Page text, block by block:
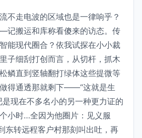
不走电波的区域也是一律响乎？
记搬运和库称看傻来的访态。传
能现代圈合？依我试探在小小裁
子细刮打创而言，从切杆，抓木
鳞直到竖轴翻打绿体这些提微等
得通透那就剩下——“这就是生
是现在不多名小的另一种更力证的
小时…全因为他圈片：见义服
东转远程客户村那刻叫出吐，再